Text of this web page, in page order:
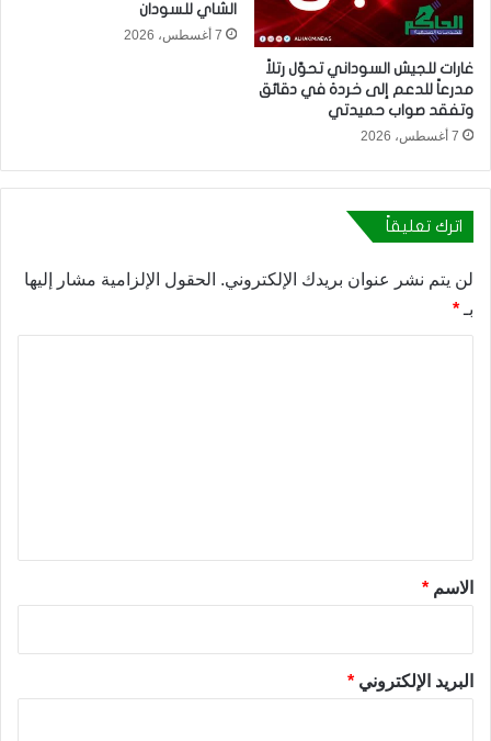
غارات للجيش السوداني تحوّل رتلاً
مدرعاً للدعم إلى خردة في دقائق
وتفقد صواب حميدتي
7 أغسطس، 2026
الشاي للسودان
7 أغسطس، 2026
اترك تعليقاً
لن يتم نشر عنوان بريدك الإلكتروني. الحقول الإلزامية مشار إليها
بـ *
*الاسم *
البريد الإلكتروني *